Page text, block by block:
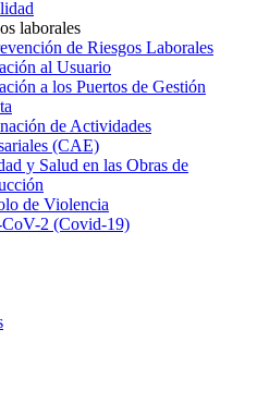
laborales
de Riesgos Laborales
al Usuario
a los Puertos de Gestión
de Actividades
(CAE)
y Salud en las Obras de
de Violencia
2 (Covid-19)